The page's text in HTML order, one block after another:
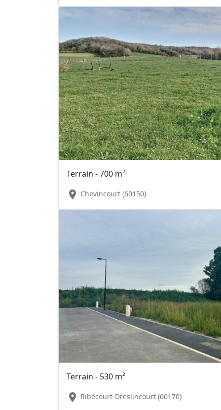
Terrain - 700 m²
location_on Chevincourt (60150)
Terrain - 530 m²
location_on Ribécourt-Dreslincourt (60170)